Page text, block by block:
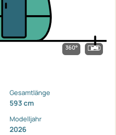
360°
Gesamtlänge
593 cm
Modelljahr
2026